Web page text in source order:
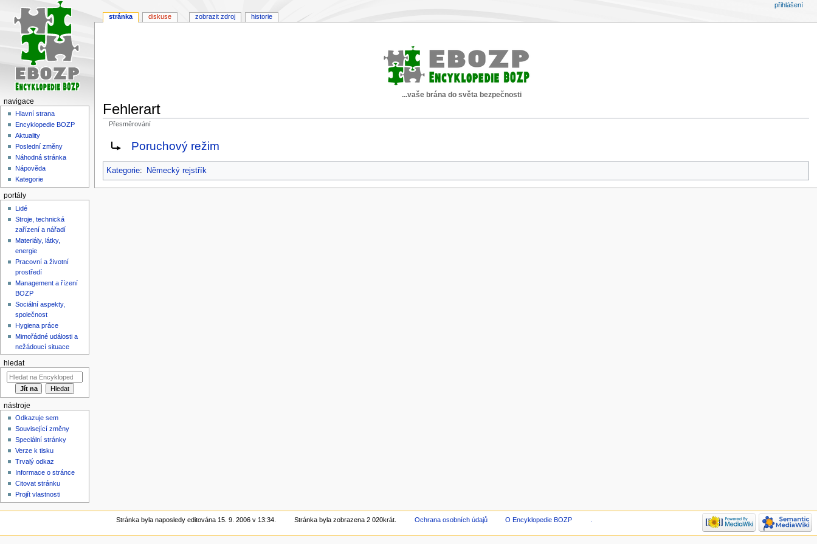
...vaše brána do světa bezpečnosti
Fehlerart
Přesměrování
Skočit
navigaci
Skočit
vyhledávání
Weiterleitung nach:
Poruchový režim
Kategorie: Německý rejstřík
stránka diskuse zobrazit zdroj historie
přihlášení
navigace
Hlavní strana
Encyklopedie BOZP
Aktuality
Poslední změny
Náhodná stránka
Nápověda
Kategorie
portály
Lidé
Stroje, technická
zařízení a nářadí
Materiály, látky,
energie
Pracovní a životní
prostředí
Management a řízení
BOZP
Sociální aspekty,
společnost
Hygiena práce
Mimořádné události a
nežádoucí situace
hledat
nástroje
Odkazuje sem
Související změny
Speciální stránky
Verze k tisku
Trvalý odkaz
Informace o stránce
Citovat stránku
Projít vlastnosti
Stránka byla naposledy editována 15. 9. 2006 v 13:34. Stránka byla zobrazena 2 020krát. Ochrana osobních údajů O Encyklopedie BOZP